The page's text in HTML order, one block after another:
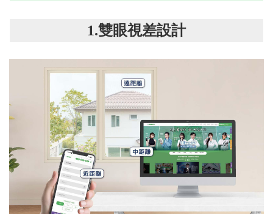
1.雙眼視差設計